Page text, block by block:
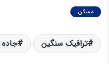
مسکن
ترافیک سنگین